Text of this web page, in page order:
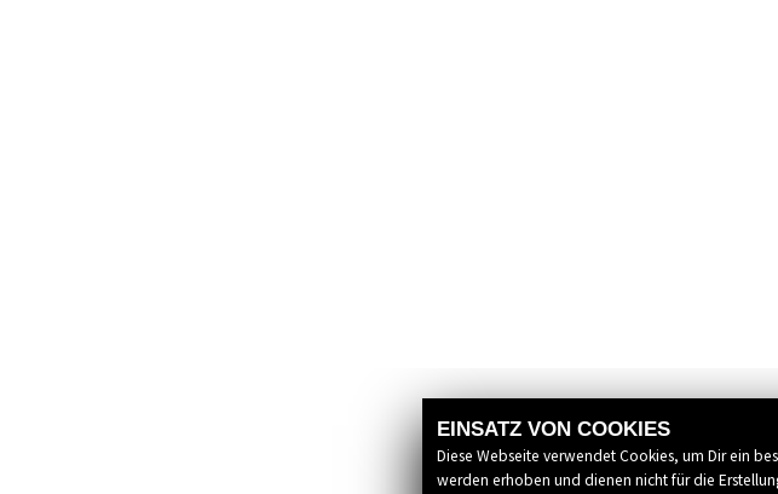
EINSATZ VON COOKIES
Diese Webseite verwendet Cookies, um Dir ein
werden erhoben und dienen nicht für die